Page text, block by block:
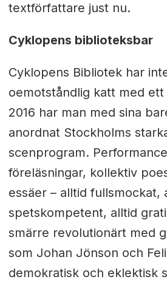
textförfattare just nu.
Cyklopens biblioteksbar
Cyklopens Bibliotek har
oemotståndlig katt med ett
2016 har man med sina
anordnat Stockholms
scenprogram.
föreläsningar, kollektiv
essäer – alltid fullsmockat,
spetskompetent, alltid
smärre revolutionärt med
som Johan Jönson och
demokratisk och eklektisk